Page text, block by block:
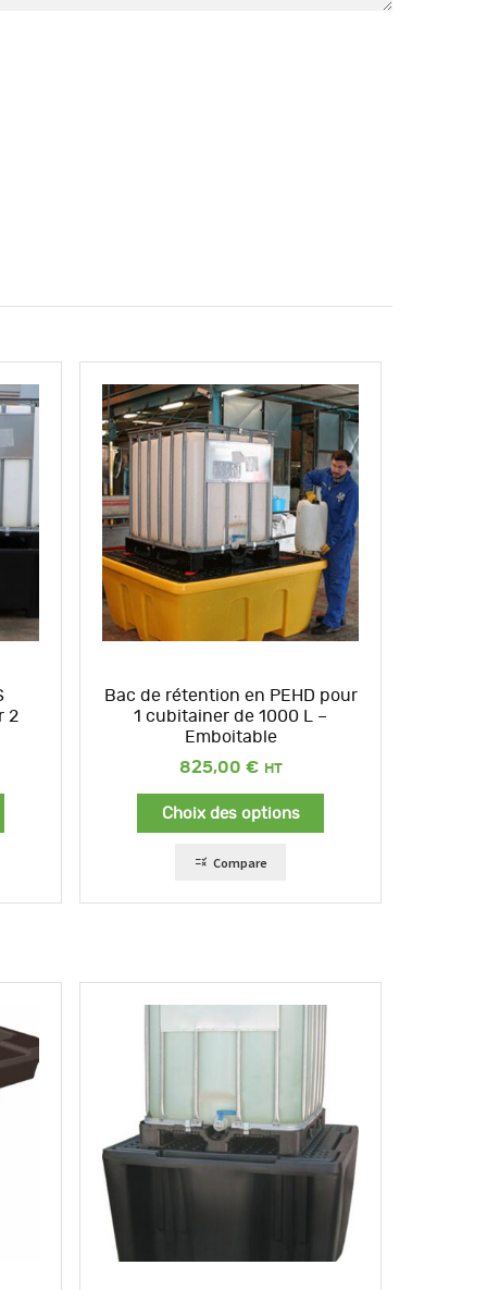
2
Bac de rétention en PEHD pour
1 cubitainer de 1000 L –
Emboitable
825,00 €
Choix des options
Compare